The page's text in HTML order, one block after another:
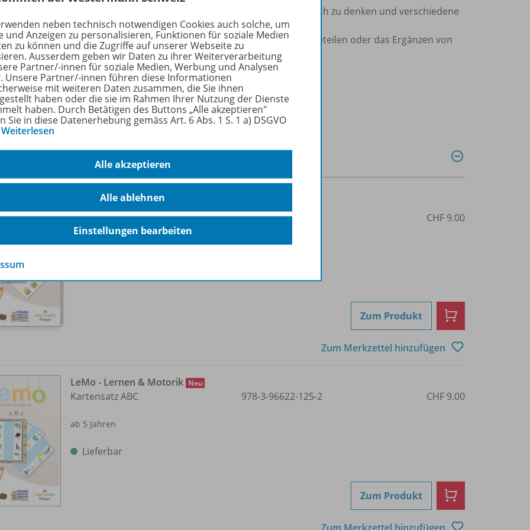
Die Kinder werden dazu angeregt, logisch zu denken und verschiedene
zu erkunden, um die kniffligen Aufgaben zu meistern.
und Vorstellungskraft:Durch das Zusammenfügen von Puzzleteilen oder das Ergänzen von
werden die kreativen Fähigkeiten der Kinder gefördert.
und Präzisionbeim Verbinden der Abbildungen
Sie mehr über die Reihe
Produkte
LeMo - Lernen & Motorik
Kartensatz Herbstspiele
ab 4 Jahren
978-3-96622-049-1 CHF 9.00
Zum Produkt
Zum Merkzettel hinzufügen
LeMo - Lernen & Motorik Neu
Kartensatz ABC
ab 5 Jahren
Lieferbar
978-3-96622-125-2 CHF 9.00
Zum Produkt
neben technisch notwendigen Cookies auch solche, um
und Anzeigen zu personalisieren, Funktionen für soziale Medien
zu können und die Zugriffe auf unserer Webseite zu
Ausserdem geben wir Daten zu ihrer Weiterverarbeitung
Partner/-innen für soziale Medien, Werbung und Analysen
Unsere Partner/-innen führen diese Informationen
mit weiteren Daten zusammen, die Sie ihnen
haben oder die sie im Rahmen Ihrer Nutzung der Dienste
haben. Durch Betätigen des Buttons „Alle akzeptieren"
Sie in diese Datenerhebung gemäss Art. 6 Abs. 1 S. 1 a) DSGVO
Weiterlesen
Alle akzeptieren
Alle ablehnen
Einstellungen bearbeiten